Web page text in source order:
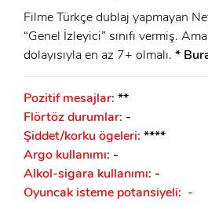
Filme Türkçe dublaj yapmayan
“Genel İzleyici” sınıfı vermiş.
dolayısıyla en az 7+ olmalı. *
Pozitif mesajlar: **
Flörtöz durumlar: -
Şiddet/korku ögeleri: ****
Argo kullanımı: -
Alkol-sigara kullanımı: -
Oyuncak isteme potansiyeli: -